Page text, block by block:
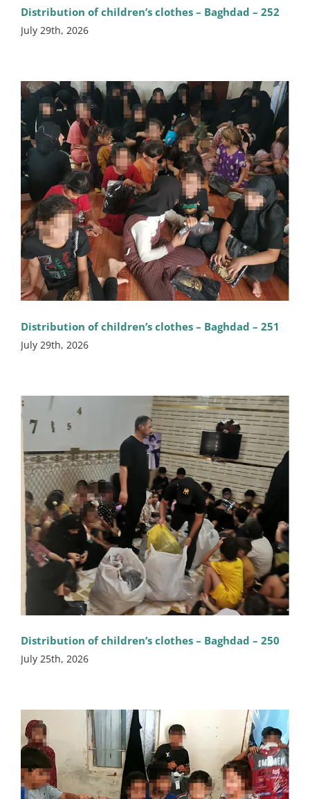
Distribution of children’s clothes – Baghdad – 252
July 29th, 2026
Distribution of children’s clothes – Baghdad – 251
July 29th, 2026
Distribution of children’s clothes – Baghdad – 250
July 25th, 2026